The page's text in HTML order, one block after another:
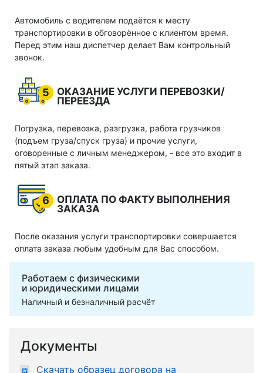
Автомобиль с водителем подаётся к месту
транспортировки в обговорённое с клиентом время.
Перед этим наш диспетчер делает Вам контрольный
звонок.
5
ОКАЗАНИЕ УСЛУГИ ПЕРЕВОЗКИ/
ПЕРЕЕЗДА
Погрузка, перевозка, разгрузка, работа грузчиков
(подъем груза/спуск груза) и прочие услуги,
оговоренные с личным менеджером, - все это входит в
пятый этап заказа.
6
ОПЛАТА ПО ФАКТУ ВЫПОЛНЕНИЯ
ЗАКАЗА
После оказания услуги транспортировки совершается
оплата заказа любым удобным для Вас способом.
Работаем с физическими
и юридическими лицами
Наличный и безналичный расчёт
Документы
Скачать образец договора на